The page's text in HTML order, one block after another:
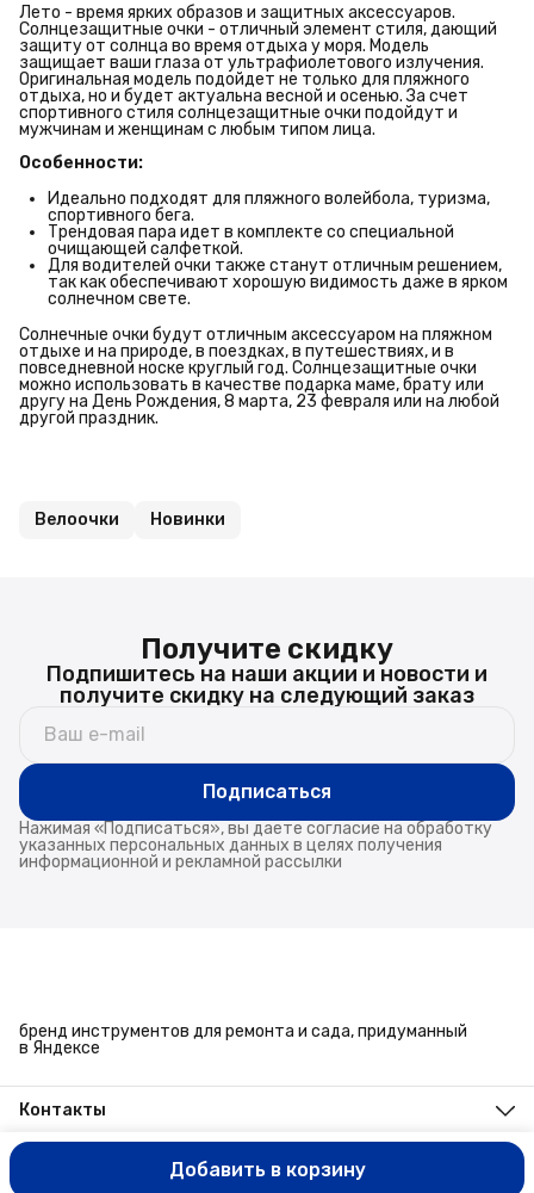
Добавить в корзину
Лето - время ярких образов и защитных аксессуаров.
Солнцезащитные очки - отличный элемент стиля, дающий
защиту от солнца во время отдыха у моря. Модель
защищает ваши глаза от ультрафиолетового излучения.
Оригинальная модель подойдет не только для пляжного
отдыха, но и будет актуальна весной и осенью. За счет
спортивного стиля солнцезащитные очки подойдут и
мужчинам и женщинам с любым типом лица.
Особенности:
Идеально подходят для пляжного волейбола, туризма,
спортивного бега.
Трендовая пара идет в комплекте со специальной
очищающей салфеткой.
Для водителей очки также станут отличным решением,
так как обеспечивают хорошую видимость даже в ярком
солнечном свете.
Солнечные очки будут отличным аксессуаром на пляжном
отдыхе и на природе, в поездках, в путешествиях, и в
повседневной носке круглый год. Солнцезащитные очки
можно использовать в качестве подарка маме, брату или
другу на День Рождения, 8 марта, 23 февраля или на любой
другой праздник.
Велоочки Новинки
Получите скидку
Подпишитесь на наши акции и новости и
получите скидку на следующий заказ
Подписаться
Нажимая «Подписаться», вы даете согласие на обработку
указанных персональных данных в целях получения
информационной и рекламной рассылки
бренд инструментов для ремонта и сада, придуманный
в Яндексе
Контакты
Адрес
г. Челябинск, ул. Энтузиастов, 27
ООО ИМЭКС © Все права защищеныОплатаДоставка